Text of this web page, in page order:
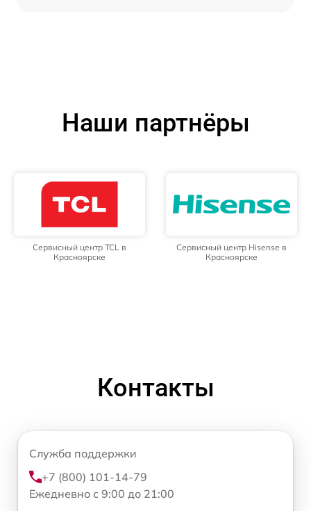
Наши партнёры
Сервисный центр TCL в
Красноярске
Сервисный центр Hisense в
Красноярске
Контакты
Служба поддержки
+7 (800) 101-14-79
Ежедневно с 9:00 до 21:00